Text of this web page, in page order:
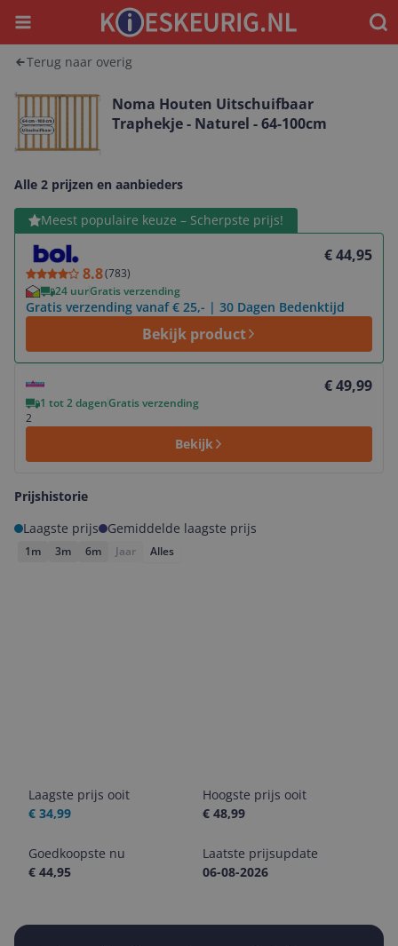
Menu
Terug naar overig
Noma Houten Uitschuifbaar
Traphekje - Naturel - 64-100cm
Alle 2 prijzen en aanbieders
Meest populaire keuze – Scherpste prijs!
8.8(783)
€ 44,95
24 uurGratis verzending
Gratis verzending vanaf € 25,- | 30 Dagen Bedenktijd
Bekijk product
Bekijk product
€ 49,99
1 tot 2 dagenGratis verzending
2
Bekijk
Prijshistorie
Laagste prijs
Gemiddelde laagste prijs
1m 3m 6m Jaar Alles
Laagste prijs ooit
€ 34,99
Hoogste prijs ooit
€ 48,99
Goedkoopste nu
€ 44,95
Laatste prijsupdate
06-08-2026